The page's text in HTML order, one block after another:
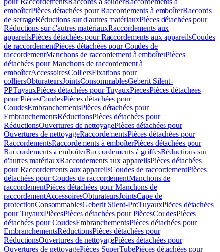
pour RaccordementsRaccords à souderRaccordements à
emboîterPièces détachées pour Raccordements à emboîterRaccords
de serrageRéductions sur d'autres matériauxPièces détachées pour
Réductions sur d'autres matériauxRaccordements aux
appareilsPièces détachées pour Raccordements aux appareilsCoudes
de raccordementPièces détachées pour Coudes de
raccordementManchons de raccordement à emboîterPièces
détachées pour Manchons de raccordement à
emboîterAccessoiresColliersFixations pour
colliersObturateursJointsConsommablesGeberit Silent-
PPTuyauxPièces détachées pour TuyauxPiècesPièces détachées
pour PiècesCoudesPièces détachées pour
CoudesEmbranchementsPièces détachées pour
EmbranchementsRéductionsPièces détachées pour
RéductionsOuvertures de nettoyagePièces détachées pour
Ouvertures de nettoyageRaccordementsPièces détachées pour
RaccordementsRaccordements à emboîterPièces détachées pour
Raccordements à emboîterRaccordements à griffesRéductions sur
d'autres matériauxRaccordements aux appareilsPièces détachées
pour Raccordements aux appareilsCoudes de raccordementPièces
détachées pour Coudes de raccordementManchons de
raccordementPièces détachées pour Manchons de
raccordementAccessoiresObturateursJointsCape de
protectionConsommablesGeberit Silent-ProTuyauxPièces détachées
pour TuyauxPiècesPièces détachées pour PiècesCoudesPièces
détachées pour CoudesEmbranchementsPièces détachées pour
EmbranchementsRéductionsPièces détachées pour
RéductionsOuvertures de nettoyagePièces détachées pour
Ouvertures de nettoyagePièces SuperTubePièces détachées pour